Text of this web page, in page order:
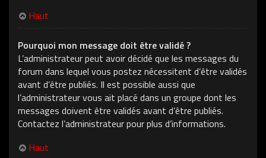
Haut
Pourquoi mon message doit être validé ?
L’administrateur peut avoir décidé que les messages du
forum dans lequel vous postez nécessitent d’être validés
avant d’être publiés. Il est possible aussi que
l’administrateur vous ait placé dans un groupe dont les
messages doivent être validés avant d’être publiés.
Contactez l’administrateur pour plus d’informations.
Haut